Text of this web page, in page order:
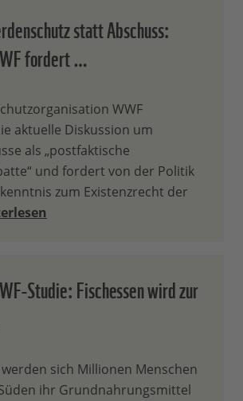
statt Abschuss:
fordert …
WWF
aktuelle Diskussion um
als „postfaktische
und fordert von der Politik
zum Existenzrecht der
Studie: Fischessen wird zur
werden sich Millionen Menschen
ihr Grundnahrungsmittel